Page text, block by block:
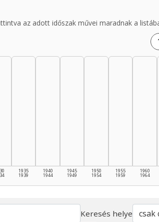
az adott időszak művei maradnak a
1935
1939
1940
1944
1945
1949
1950
1954
1955
1959
1960
1964
Keresés helye